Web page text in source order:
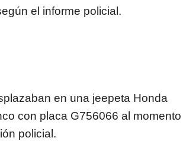
el informe policial.
en una jeepeta Honda
con placa G756066 al momento
policial.